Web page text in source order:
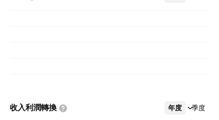
收入利潤轉換 年度 季度
更多